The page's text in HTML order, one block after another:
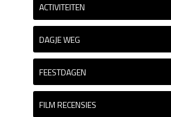
ACTIVITEITEN
DAGJE WEG
FEESTDAGEN
FILM RECENSIES